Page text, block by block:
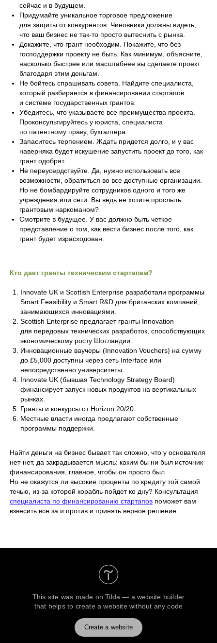
сейчас и в будущем.
Придумайте уникальное торговое предложение
для защиты от конкурентов. Чиновники должны видеть,
что ваш бизнес не так-то просто вытеснить с рынка.
Докажите, что грант необходим. Покажите, что без
господдержки проекту не быть. Как минимум, объясните,
насколько быстрее или масштабнее вы сделаете проект
благодаря этим деньгам.
Не бойтесь спрашивать совета. Найдите специалиста,
который разбирается в финансировании стартапов
и системе государственных грантов.
Убедитесь, что указываете все преимущества проекта.
Проконсультируйтесь у юриста, специалиста
по патентному праву, бухгалтера.
Запаситесь терпением. Ждать придется долго, и у вас
наверняка будет искушение запустить проект до того, как
грант одобрят.
Не переусердствуйте. Да, нужно использовать все
возможности, обратиться во все доступные организации.
Но не бомбардируйте сотрудников одного и того же
учреждения или сети. Вы ведь не хотите прослыть
грантовым наркоманом?
Смотрите в будущее. У вас должно быть четкое
представление о том, как вести бизнес после того, как
грант будет израсходован.
Кто дает гранты техническим стартапам?
Innovate UK и Scottish Enterprise разработали программы
Smart Feasibility и Smart R&D для британских компаний,
занимающихся инновациями.
Scottish Enterprise предлагает гранты Innovation
для передовых технических разработок, способствующих
экономическому росту Шотландии.
Инновационные ваучеры (Innovation Vouchers) на сумму
до £5,000 доступны через сеть Interface или
непосредственно университеты.
Innovate UK (бывшая Technology Strategy Board)
финансирует запуск новых продуктов на вертикальных
рынках.
Гранты и конкурсы от Horizon 20/20.
Местные власти иногда предлагают собственные
программы поддержки.
Найти деньги на бизнес бывает так сложно, что у основателя
нет-нет, да закрадывается мысль: каким бы ни был источник
финансирования, главное, чтобы он просто был.
Но не окажутся ли высокие проценты по кредиту той самой
течью, из-за которой корабль пойдет ко дну? Консультация
специалиста по финансированию стартапов поможет вам
взвесить все за и против и принять верное решение.
This site was made onTilda — a website builder
that helps to create a website without any code
Create a website